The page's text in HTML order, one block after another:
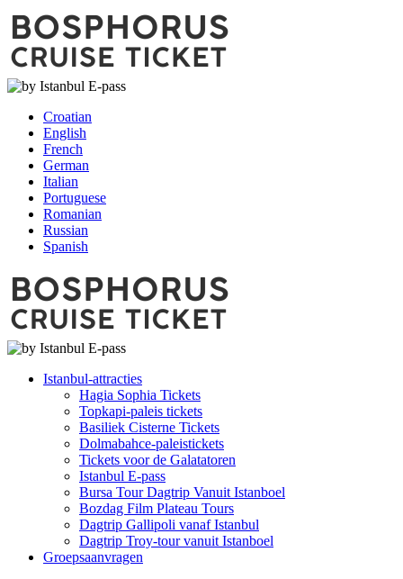
Croatian
English
French
German
Italian
Portuguese
Romanian
Russian
Spanish
Istanbul-attracties
Hagia Sophia Tickets
Topkapi-paleis tickets
Basiliek Cisterne Tickets
Dolmabahce-paleistickets
Tickets voor de Galatatoren
Istanbul E-pass
Bursa Tour Dagtrip Vanuit Istanboel
Bozdag Film Plateau Tours
Dagtrip Gallipoli vanaf Istanbul
Dagtrip Troy-tour vanuit Istanboel
Groepsaanvragen